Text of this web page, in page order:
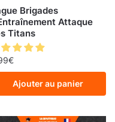
Brigades
Attaque
Titans
€
Ajouter au panier